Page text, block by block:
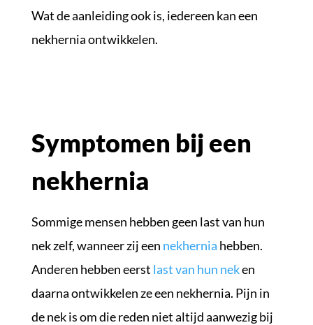
Wat de aanleiding ook is, iedereen kan een
nekhernia ontwikkelen.
Symptomen bij een
nekhernia
Sommige mensen hebben geen last van hun
nek zelf, wanneer zij een nekhernia hebben.
Anderen hebben eerst last van hun neken
daarna ontwikkelen ze een nekhernia. Pijn in
de nek is om die reden niet altijd aanwezig bij